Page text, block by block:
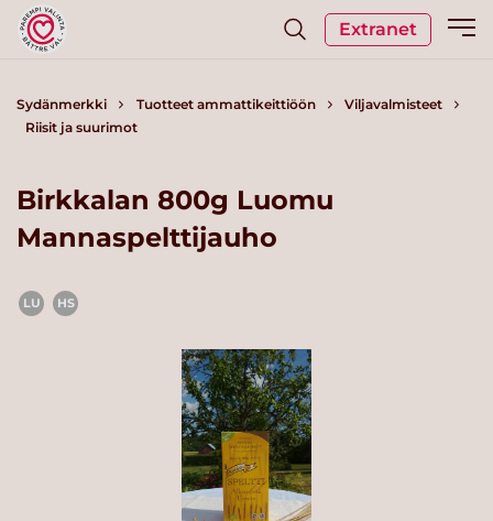
Extranet
Sydänmerkki Tuotteet ammattikeittiöön
Viljavalmisteet
Riisit ja suurimot
Birkkalan 800g Luomu
Mannaspelttijauho
LU HS